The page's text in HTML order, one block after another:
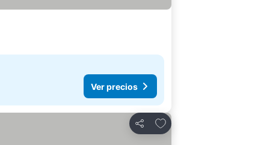
Ver precios
Compartir
Añadir a favoritos